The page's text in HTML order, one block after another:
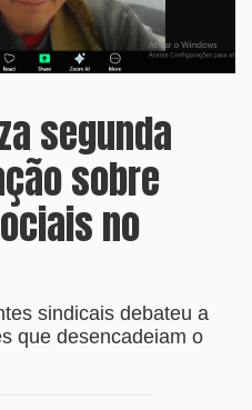
segunda
sobre
no
sindicais debateu a
que desencadeiam o